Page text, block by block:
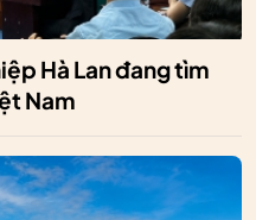
Hà Lan đang tìm
Nam